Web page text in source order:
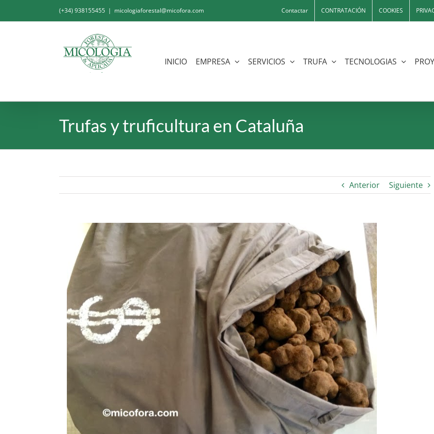
(+34) 938155455 | micologiaforestal@micofora.com Contactar CONTRATACIÓN COOKIES
INICIO EMPRESA SERVICIOS TRUFA TECNOLOGIAS
Trufas y truficultura en Cataluña
Anterior Siguiente